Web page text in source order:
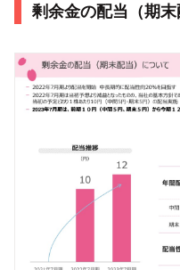
剰余金の配当（期